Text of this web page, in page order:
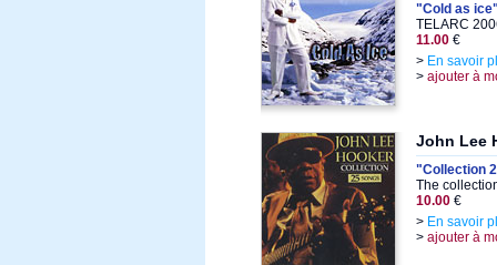
"Cold as
TELARC
11.00 €
> En savoir
> ajouter à
John Lee
"Collection
The
10.00 €
> En savoir
> ajouter à